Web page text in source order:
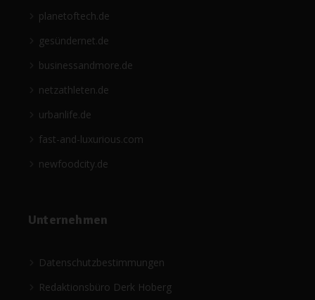
planetoftech.de
gesündernet.de
businessandmore.de
netzathleten.de
urbanlife.de
fast-and-luxurious.com
newfoodcity.de
Unternehmen
Datenschutzbestimmungen
Redaktionsbüro Derk Hoberg